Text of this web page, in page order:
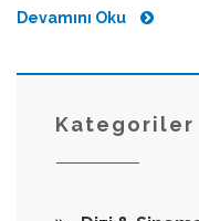
Devamını Oku
Kategoriler